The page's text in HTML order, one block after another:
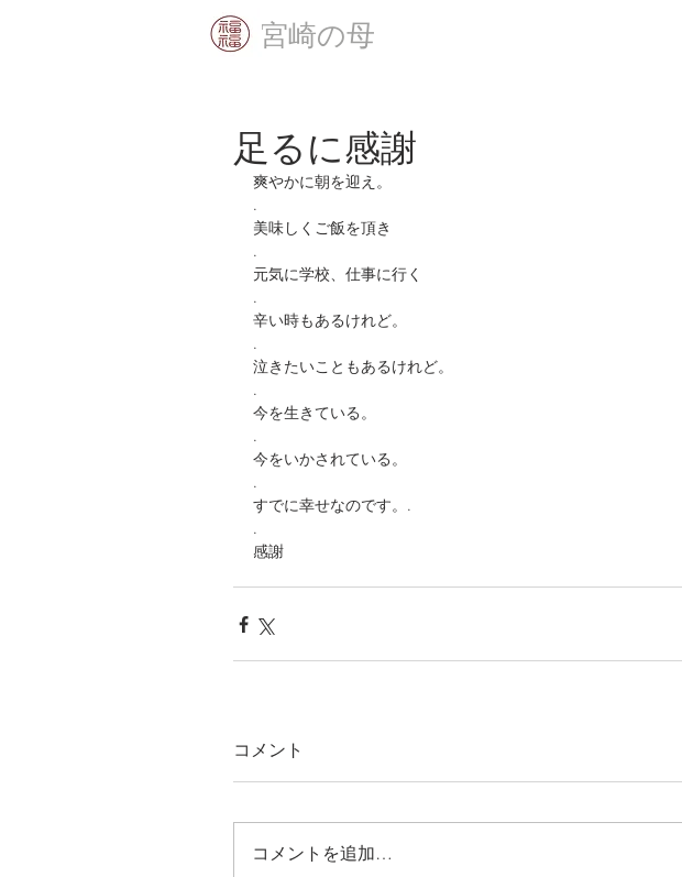
​宮崎の母
足るに感謝
爽やかに朝を迎え。
.
美味しくご飯を頂き
.
元気に学校、仕事に行く
.
辛い時もあるけれど。
.
泣きたいこともあるけれど。
.
今を生きている。
.
今をいかされている。
.
すでに幸せなのです。.
.
感謝
コメント
コメントを追加…